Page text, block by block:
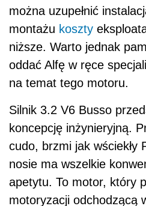
można uzupełnić
montażu koszty
niższe. Warto jednak
oddać Alfę w ręce
na temat tego motoru.
Silnik 3.2 V6 Busso
koncepcję inżynieryjną.
cudo, brzmi jak wściekły
nosie ma wszelkie
apetytu. To motor, który
motoryzacji odchodzącą